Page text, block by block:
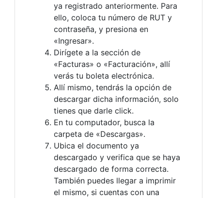
ya registrado anteriormente. Para
ello, coloca tu número de RUT y
contraseña, y presiona en
«Ingresar».
Dirígete a la sección de
«Facturas» o «Facturación», allí
verás tu boleta electrónica.
Allí mismo, tendrás la opción de
descargar dicha información, solo
tienes que darle click.
En tu computador, busca la
carpeta de «Descargas».
Ubica el documento ya
descargado y verifica que se haya
descargado de forma correcta.
También puedes llegar a imprimir
el mismo, si cuentas con una